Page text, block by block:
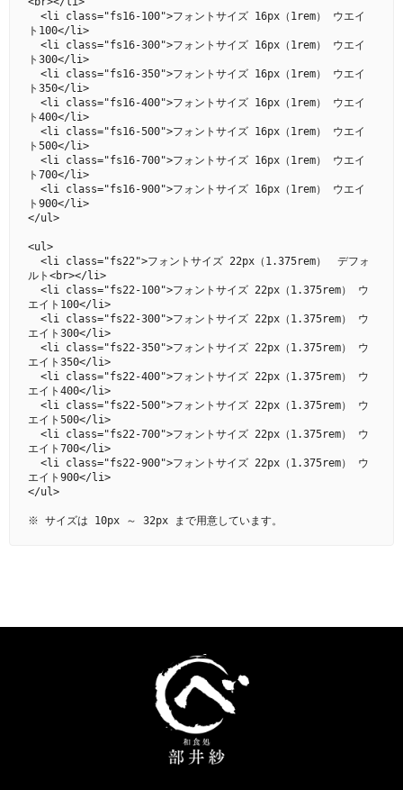
ト100</li>
ト300</li>
ト350</li>
ト400</li>
ト500</li>
ト700</li>
ト900</li>
</ul>
<ul>
ルト<br></li>
エイト100</li>
エイト300</li>
エイト350</li>
エイト400</li>
エイト500</li>
エイト700</li>
エイト900</li>
</ul>
※ サイズは 10px ～ 32px まで用意しています。